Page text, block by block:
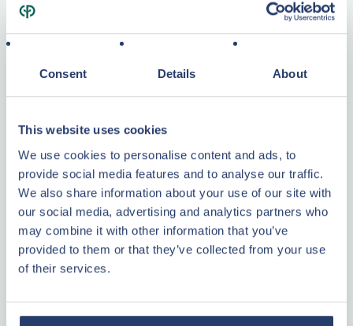
Consent Details About
This website uses cookies
We use cookies to personalise content and ads, to
provide social media features and to analyse our traffic.
We also share information about your use of our site with
our social media, advertising and analytics partners who
may combine it with other information that you’ve
provided to them or that they’ve collected from your use
of their services.
PLUS D’INFORMATIONS
souci d'investir dans une résidence de tourisme avec des
Pierre & Vacances-Center Parcs est le leader européen des
résidences de tourisme.
PLUS D’INFORMATIONS